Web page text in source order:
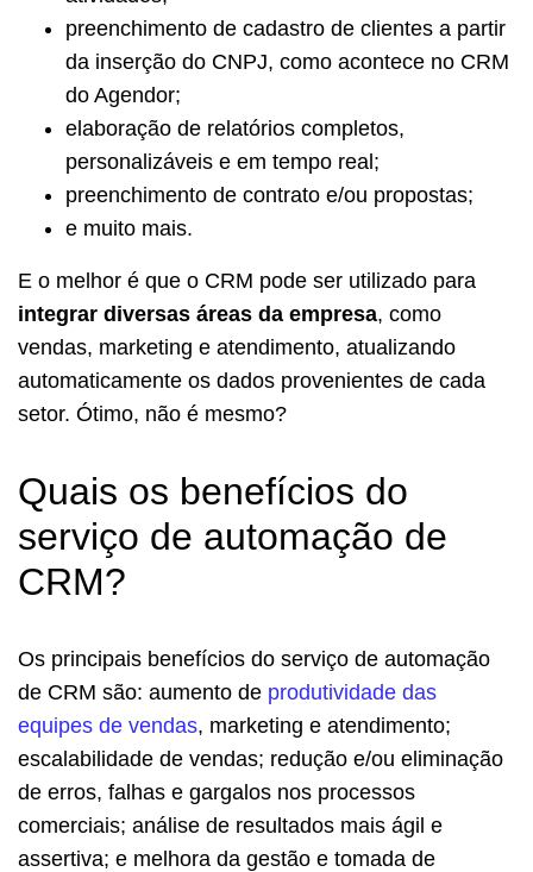
preenchimento de cadastro de clientes a partir
da inserção do CNPJ, como acontece no CRM
do Agendor;
elaboração de relatórios completos,
personalizáveis e em tempo real;
preenchimento de contrato e/ou propostas;
e muito mais.
E o melhor é que o CRM pode ser utilizado para
integrar diversas áreas da empresa, como
vendas, marketing e atendimento, atualizando
automaticamente os dados provenientes de cada
setor. Ótimo, não é mesmo?
Quais os benefícios do
serviço de automação de
CRM?
Os principais benefícios do serviço de automação
de CRM são: aumento de produtividade das
equipes de vendas, marketing e atendimento;
escalabilidade de vendas; redução e/ou eliminação
de erros, falhas e gargalos nos processos
comerciais; análise de resultados mais ágil e
assertiva; e melhora da gestão e tomada de